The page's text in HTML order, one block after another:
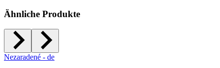
Ähnliche Produkte
Nezaradené - de